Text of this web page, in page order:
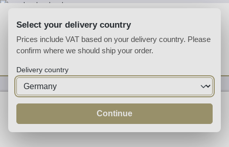
You have 0 wishlist
General
Select your delivery country
Prices include VAT based on your delivery country. Please
confirm where we should ship your order.
Delivery country
Continue